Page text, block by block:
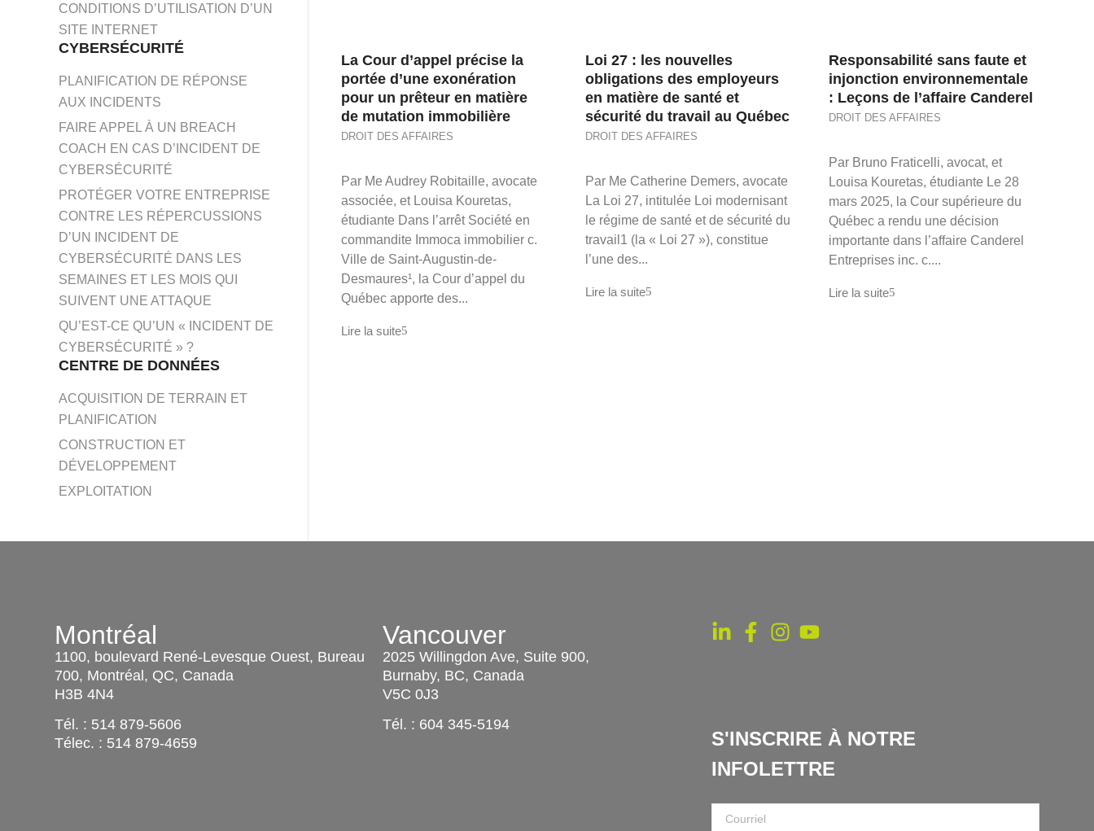
CONDITIONS D’UTILISATION D’UN
SITE INTERNET
CYBERSÉCURITÉ
PLANIFICATION DE RÉPONSE
AUX INCIDENTS
FAIRE APPEL À UN BREACH
COACH EN CAS D’INCIDENT DE
CYBERSÉCURITÉ
PROTÉGER VOTRE ENTREPRISE
CONTRE LES RÉPERCUSSIONS
D’UN INCIDENT DE
CYBERSÉCURITÉ DANS LES
SEMAINES ET LES MOIS QUI
SUIVENT UNE ATTAQUE
QU’EST-CE QU’UN « INCIDENT DE
CYBERSÉCURITÉ » ?
CENTRE DE DONNÉES
ACQUISITION DE TERRAIN ET
PLANIFICATION
CONSTRUCTION ET
DÉVELOPPEMENT
EXPLOITATION
La Cour d’appel précise la
portée d’une exonération
pour un prêteur en matière
de mutation immobilière
DROIT DES AFFAIRES
Par Me Audrey Robitaille, avocate
associée, et Louisa Kouretas,
étudiante Dans l’arrêt Société en
commandite Immoca immobilier c.
Ville de Saint-Augustin-de-
Desmaures¹, la Cour d’appel du
Québec apporte des...
Lire la suite
Loi 27 : les nouvelles
obligations des employeurs
en matière de santé et
sécurité du travail au Québec
DROIT DES AFFAIRES
Par Me Catherine Demers, avocate
La Loi 27, intitulée Loi modernisant
le régime de santé et de sécurité du
travail1 (la « Loi 27 »), constitue
l’une des...
Lire la suite
Responsabilité sans faute et
injonction environnementale
: Leçons de l’affaire Canderel
DROIT DES AFFAIRES
Par Bruno Fraticelli, avocat, et
Louisa Kouretas, étudiante Le 28
mars 2025, la Cour supérieure du
Québec a rendu une décision
importante dans l’affaire Canderel
Entreprises inc. c....
Lire la suite
Montréal
1100, boulevard René-Levesque Ouest, Bureau
700, Montréal, QC, Canada
H3B 4N4
Tél. : 514 879-5606
Télec. : 514 879-4659
Vancouver
2025 Willingdon Ave, Suite 900,
Burnaby, BC, Canada
V5C 0J3
Tél. : 604 345-5194
S'INSCRIRE À NOTRE
INFOLETTRE